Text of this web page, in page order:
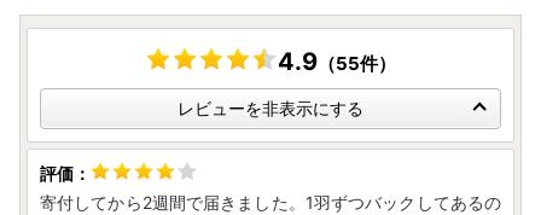
いちき串木野市役所 シティセールス課ふるさと納税係
TEL:0996-33-5621（直通）
MAIL:c-furusato@city.ichikikushikino.lg.jp
4.9（55件）
レビューを非表示にする
寄付してから2週間で届きました。1羽ずつバックしてあるの